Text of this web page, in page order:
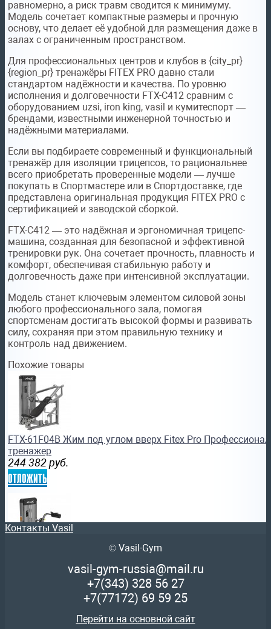
равномерно, а риск травм сводится к минимуму.
Модель сочетает компактные размеры и прочную
основу, что делает её удобной для размещения даже в
залах с ограниченным пространством.
Для профессиональных центров и клубов в {city_pr}
{region_pr} тренажёры FITEX PRO давно стали
стандартом надёжности и качества. По уровню
исполнения и долговечности FTX-C412 сравним с
оборудованием uzsi, iron king, vasil и кумитеспорт —
брендами, известными инженерной точностью и
надёжными материалами.
Если вы подбираете современный и функциональный
тренажёр для изоляции трицепсов, то рациональнее
всего приобретать проверенные модели — лучше
покупать в Спортмастере или в Спортдоставке, где
представлена оригинальная продукция FITEX PRO с
сертификацией и заводской сборкой.
FTX-C412 — это надёжная и эргономичная трицепс-
машина, созданная для безопасной и эффективной
тренировки рук. Она сочетает прочность, плавность и
комфорт, обеспечивая стабильную работу и
долговечность даже при интенсивной эксплуатации.
Модель станет ключевым элементом силовой зоны
любого профессионального зала, помогая
спортсменам достигать высокой формы и развивать
силу, сохраняя при этом правильную технику и
контроль над движением.
Похожие товары
FTX-61F04B Жим под углом вверх Fitex Pro
тренажер
244 382 руб.
отложить
FTX-61F18 Пресс машина Fitex Pro Профессиональный
Контакты Vasil
© Vasil-Gym
vasil-gym-russia@mail.ru
+7(343) 328 56 27
+7(77172) 69 59 25
Перейти на основной сайт